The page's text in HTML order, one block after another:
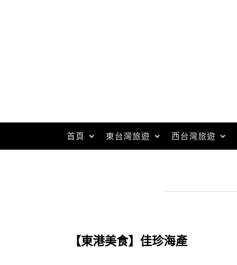
首頁 東台灣旅遊 西台灣旅遊
【東港美食】佳珍海產